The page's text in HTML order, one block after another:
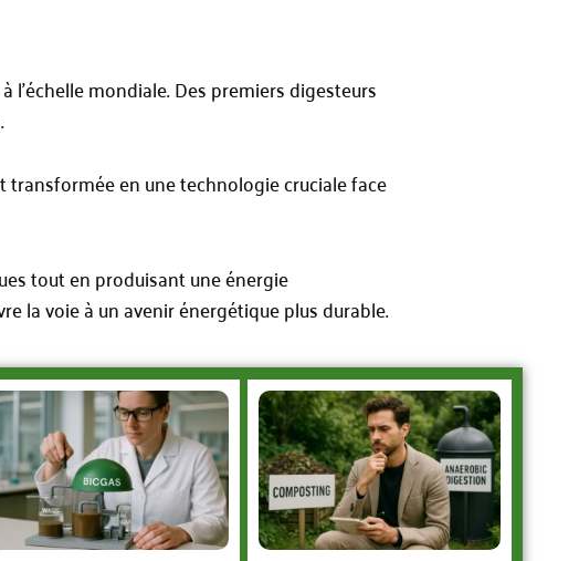
mondiale. Des premiers digesteurs
en une technologie cruciale face
tout en produisant une énergie
la voie à un avenir énergétique plus durable.